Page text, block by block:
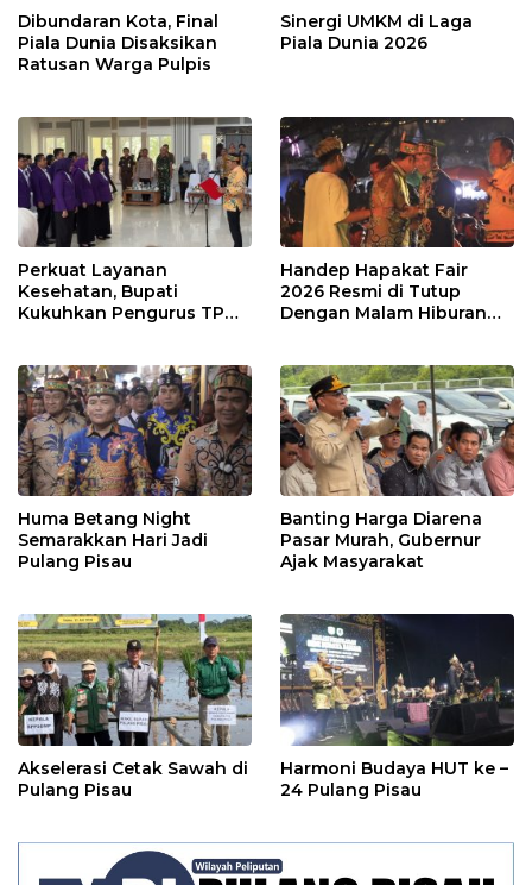
Dibundaran Kota, Final
Piala Dunia Disaksikan
Ratusan Warga Pulpis
Sinergi UMKM di Laga
Piala Dunia 2026
Perkuat Layanan
Kesehatan, Bupati
Kukuhkan Pengurus TP
Handep Hapakat Fair
2026 Resmi di Tutup
Dengan Malam Hiburan
Huma Betang Night
Semarakkan Hari Jadi
Pulang Pisau
Banting Harga Diarena
Pasar Murah, Gubernur
Ajak Masyarakat
Akselerasi Cetak Sawah di
Pulang Pisau
Harmoni Budaya HUT ke –
24 Pulang Pisau